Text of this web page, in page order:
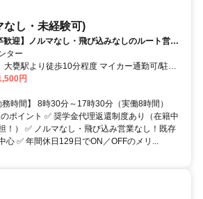
なし・未経験可)
歓迎】ノルマなし・飛び込みなしのルート営
金代理返還制度あり
ター
円
時間】 8時30分～17時30分（実働8時間）
ポイント ✅ 奨学金代理返還制度あり（在籍中
！） ✅ ノルマなし・飛び込み営業なし！既存
心 ✅ 年間休日129日でON／OFFのメリ...